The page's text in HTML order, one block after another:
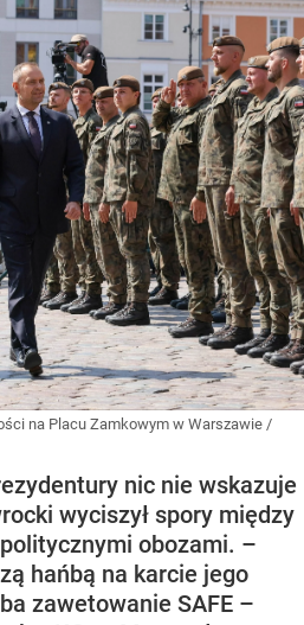
na Placu Zamkowym w Warszawie /
nic nie wskazuje
wyciszył spory między
obozami. –
hańbą na karcie jego
zawetowanie SAFE –